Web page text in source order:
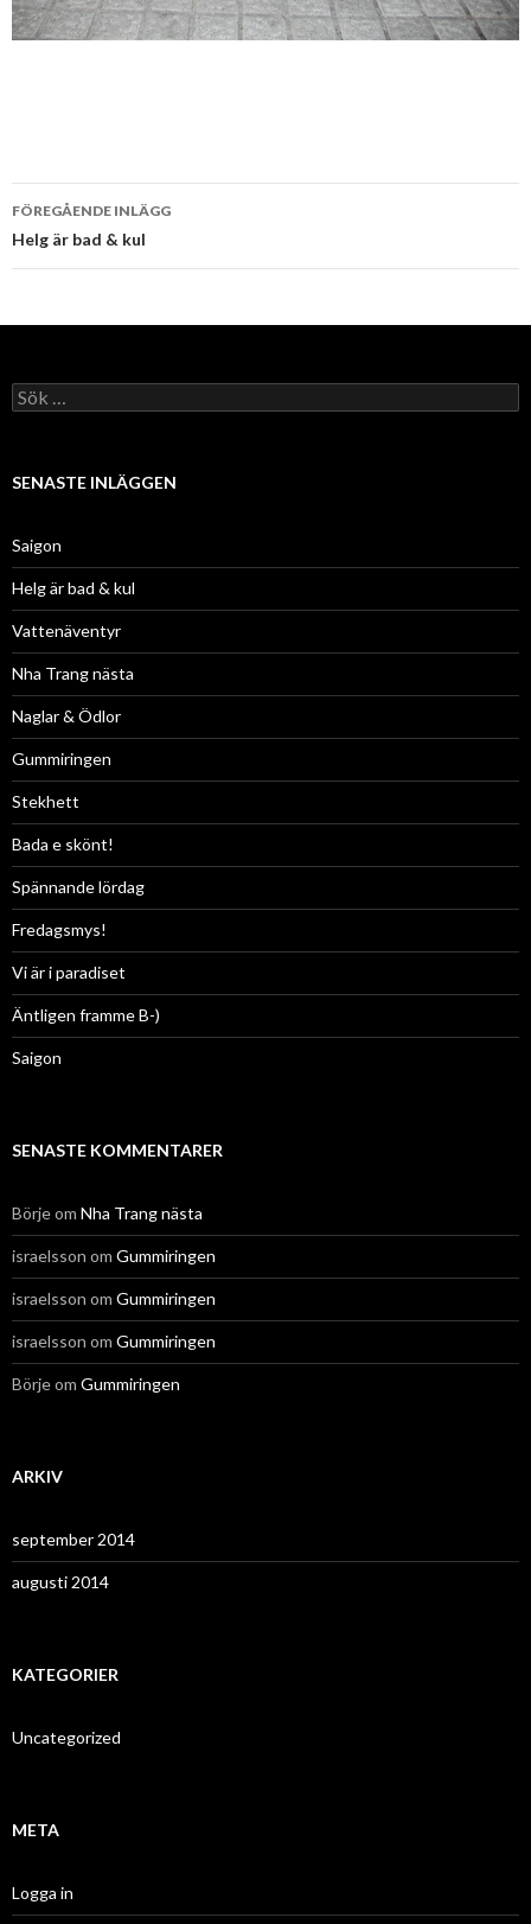
Inläggsnavigering
FÖREGÅENDE INLÄGG
Helg är bad & kul
Sök
efter:
SENASTE INLÄGGEN
Saigon
Helg är bad & kul
Vattenäventyr
Nha Trang nästa
Naglar & Ödlor
Gummiringen
Stekhett
Bada e skönt!
Spännande lördag
Fredagsmys!
Vi är i paradiset
Äntligen framme B-)
Saigon
SENASTE KOMMENTARER
Börjeom Nha Trang nästa
israelsson om Gummiringen
israelsson om Gummiringen
israelsson om Gummiringen
Börjeom Gummiringen
ARKIV
september 2014
augusti 2014
KATEGORIER
Uncategorized
META
Logga in